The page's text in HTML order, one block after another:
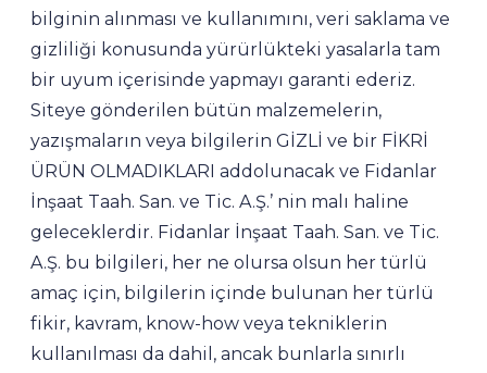
bilginin alınması ve kullanımını, veri saklama ve
gizliliği konusunda yürürlükteki yasalarla tam
bir uyum içerisinde yapmayı garanti ederiz.
Siteye gönderilen bütün malzemelerin,
yazışmaların veya bilgilerin GİZLİ ve bir FİKRİ
ÜRÜN OLMADIKLARI addolunacak ve Fidanlar
İnşaat Taah. San. ve Tic. A.Ş.’ nin malı haline
geleceklerdir. Fidanlar İnşaat Taah. San. ve Tic.
A.Ş. bu bilgileri, her ne olursa olsun her türlü
amaç için, bilgilerin içinde bulunan her türlü
fikir, kavram, know-how veya tekniklerin
kullanılması da dahil, ancak bunlarla sınırlı